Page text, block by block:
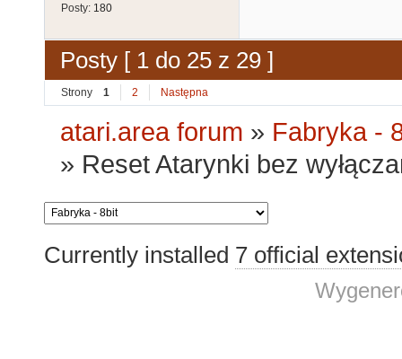
Posty: 180
Posty [ 1 do 25 z 29 ]
Strony 1 2 Następna
atari.area forum » Fabryka -
» Reset Atarynki bez
Currently installed 7 official